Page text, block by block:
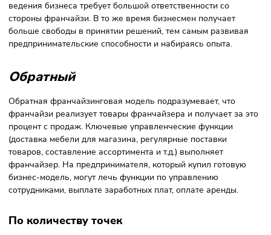
Формы франчайзинга
Выделяют несколькоформ франчайзинга: по типу
расширения.
По типу сотрудничества
Прямой
Прямой (классический) франчайзинг — метод ведения
бизнеса, при котором франчайзи получает право
франшизу, предприниматель берёт ответственность за
выполнение операционных задач.